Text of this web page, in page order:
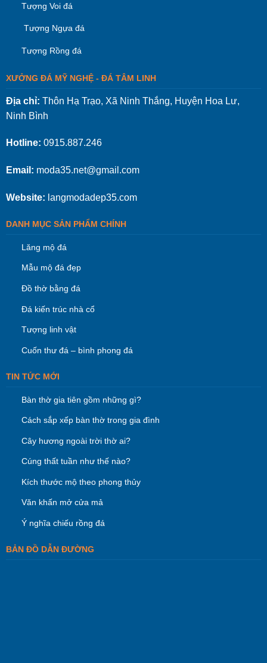
Tượng Voi đá
Tượng Ngựa đá
Tượng Rồng đá
XƯỞNG ĐÁ MỸ NGHỆ - ĐÁ TÂM LINH
Địa chỉ: Thôn Hạ Trạo, Xã Ninh Thắng, Huyện Hoa Lư,
Ninh Bình
Hotline: 0915.887.246
Email: moda35.net@gmail.com
Website: langmodadep35.com
DANH MỤC SẢN PHẨM CHÍNH
Lăng mộ đá
Mẫu mộ đá đẹp
Đồ thờ bằng đá
Đá kiến trúc nhà cổ
Tượng linh vật
Cuốn thư đá – bình phong đá
TIN TỨC MỚI
Bàn thờ gia tiên gồm những gì?
Cách sắp xếp bàn thờ trong gia đình
Cây hương ngoài trời thờ ai?
Cúng thất tuần như thế nào?
Kích thước mộ theo phong thủy
Văn khấn mở cửa mả
Ý nghĩa chiếu rồng đá
BẢN ĐỒ DẪN ĐƯỜNG